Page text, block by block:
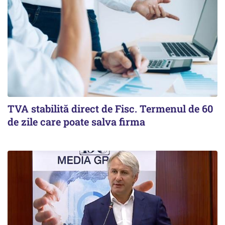
TVA stabilită direct de Fisc. Termenul de 60
de zile care poate salva firma